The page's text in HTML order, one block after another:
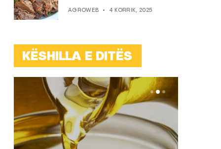
AGROWEB 4 KORRIK, 2025
KËSHILLA E DITËS